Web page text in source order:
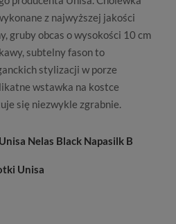
z najwyższej jakości
gruby obcas o wysokości 10 cm
subtelny fason to
stylizacji w porze
wstawka na kostce
się niezwykle zgrabnie.
Nelas Black Napasilk B
Unisa